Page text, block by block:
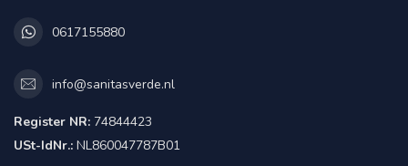
0617155880
info@sanitasverde.nl
Register NR: 74844423
USt-IdNr.: NL860047787B01